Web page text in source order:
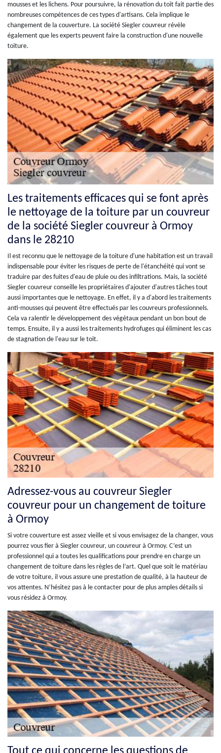
mousses et les lichens. Pour poursuivre, la rénovation du toit fait partie des
nombreuses compétences de ces types d'artisans. Cela implique le
changement de la couverture. La société Siegler couvreur révèle
également que les experts peuvent faire la construction d'une nouvelle
toiture.
Les traitements efficaces qui se font après
le nettoyage de la toiture par un couvreur
de la société Siegler couvreur à Ormoy
dans le 28210
Il est reconnu que le nettoyage de la toiture d'une habitation est un travail
indispensable pour éviter les risques de perte de l'étanchéité qui vont se
traduire par des fuites d'eau de pluie ou des infiltrations. Mais, la société
Siegler couvreur conseille les propriétaires d'ajouter d'autres tâches tout
aussi importantes que le nettoyage. En effet, il y a d'abord les traitements
anti-mousses qui peuvent être effectués par les couvreurs professionnels.
Cela va ralentir le développement des végétaux pendant un bon bout de
temps. Ensuite, il y a aussi les traitements hydrofuges qui éliminent les cas
de stagnation de l'eau sur le toit.
Adressez-vous au couvreur Siegler
couvreur pour un changement de toiture
à Ormoy
Si votre couverture est assez vieille et si vous envisagez de la changer, vous
pourrez vous fier à Siegler couvreur, un couvreur à Ormoy. C’est un
professionnel qui a toutes les qualifications pour prendre en charge un
changement de toiture dans les règles de l’art. Quel que soit le matériau
de votre toiture, il vous assure une prestation de qualité, à la hauteur de
vos attentes. N’hésitez pas à le contacter pour de plus amples détails si
vous résidez à Ormoy.